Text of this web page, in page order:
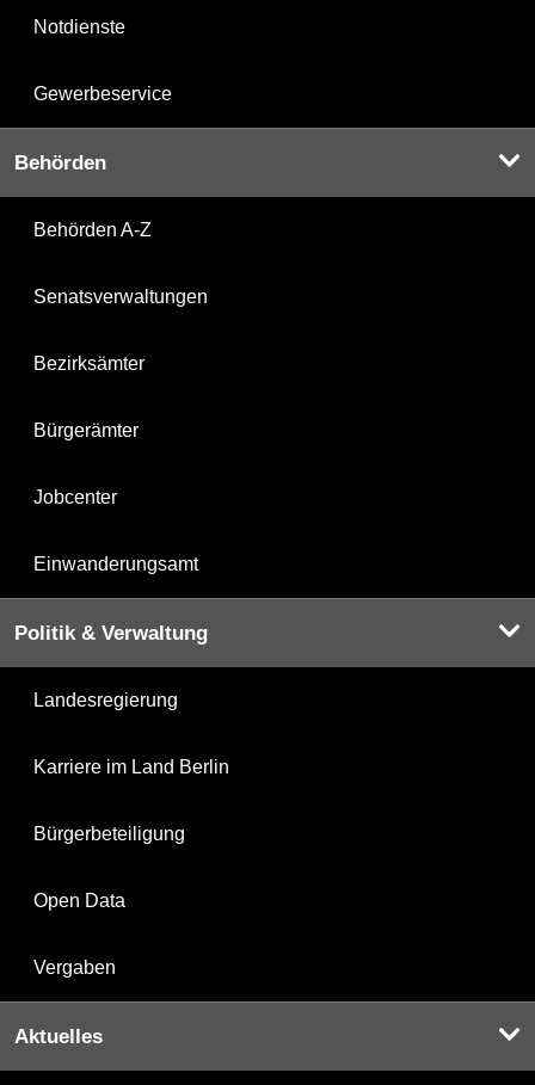
Notdienste
Gewerbeservice
Behörden
Behörden A-Z
Senatsverwaltungen
Bezirksämter
Bürgerämter
Jobcenter
Einwanderungsamt
Politik & Verwaltung
Landesregierung
Karriere im Land Berlin
Bürgerbeteiligung
Open Data
Vergaben
Aktuelles